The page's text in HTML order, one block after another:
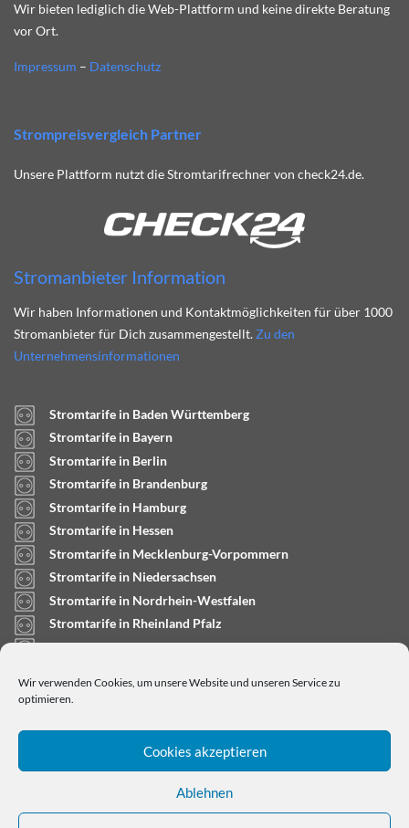
Wir verwenden Cookies, um unsere Website und unseren Service zu
optimieren.
Cookies akzeptieren
Ablehnen
Wir bieten lediglich die Web-Plattform und keine direkte Beratung
vor Ort.
Impressum – Datenschutz
Strompreisvergleich Partner
Unsere Plattform nutzt die Stromtarifrechner von check24.de.
Stromanbieter Information
Wir haben Informationen und Kontaktmöglichkeiten für über 1000
Stromanbieter für Dich zusammengestellt. Zu den
Unternehmensinformationen
Stromtarife in Baden Württemberg
Stromtarife in Bayern
Stromtarife in Berlin
Stromtarife in Brandenburg
Stromtarife in Hamburg
Stromtarife in Hessen
Stromtarife in Mecklenburg-Vorpommern
Stromtarife in Niedersachsen
Stromtarife in Nordrhein-Westfalen
Stromtarife in Rheinland Pfalz
Stromtarife in Saarland
Stromtarife in Schleswig-Holstein